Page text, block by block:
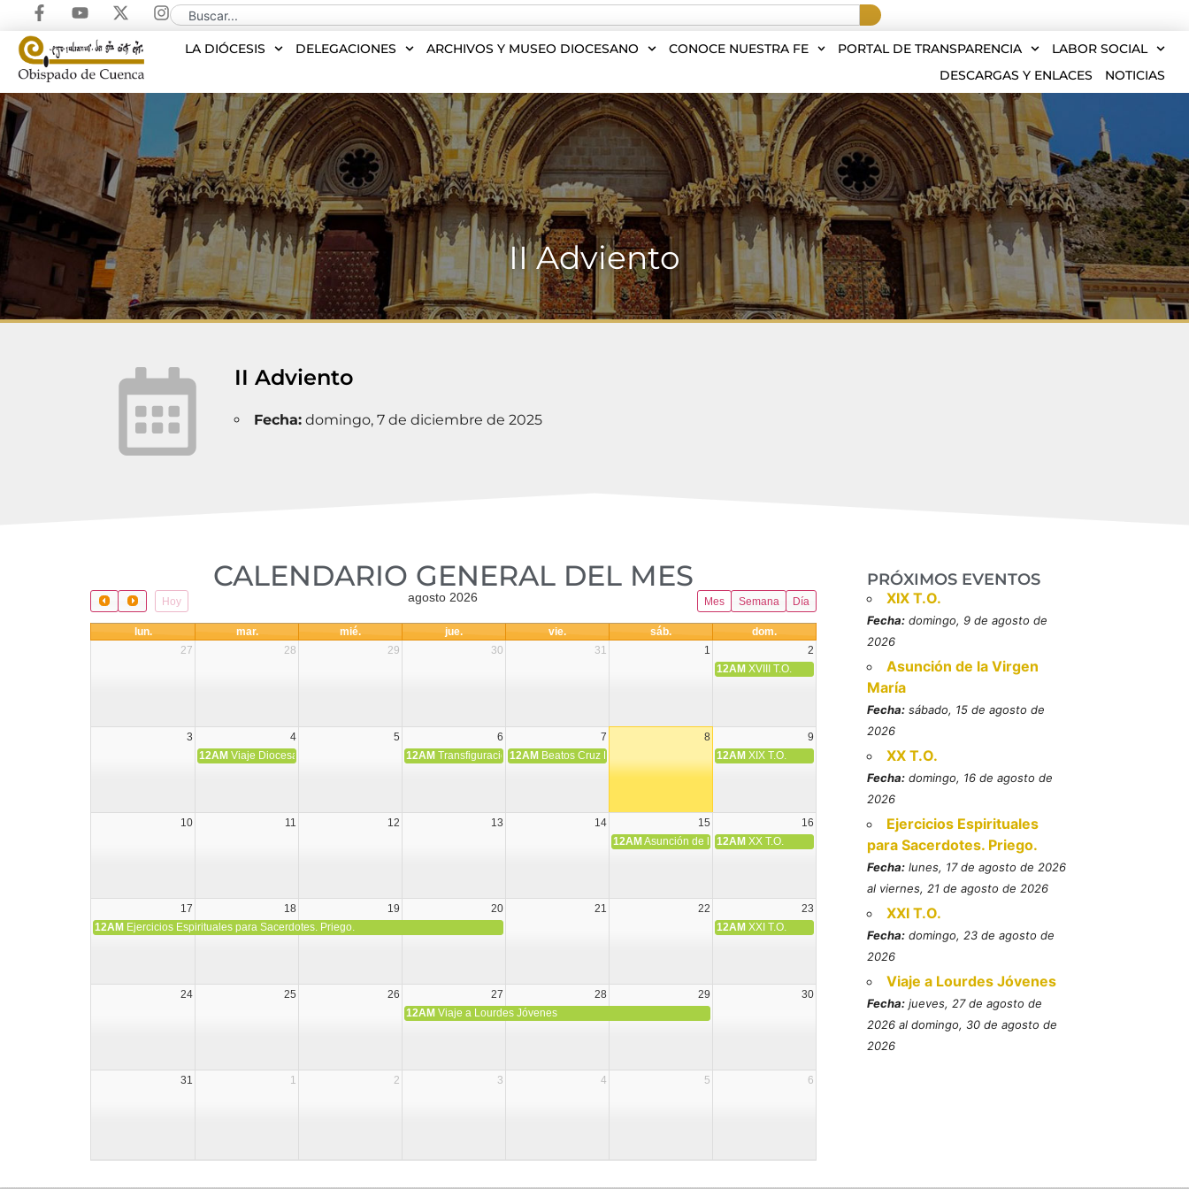
LA DIÓCESIS DELEGACIONES ARCHIVOS Y MUSEO DIOCESANO CONOCE NUESTRA FE PORTAL DE TRANSPARENCIA
LABOR SOCIAL
DESCARGAS Y ENLACES
NOTICIAS
II Adviento
II Adviento
Fecha:domingo, 7 de diciembre de 2025
CALENDARIO GENERAL DEL MES​
Hoy Mes Semana Día
agosto 2026
lun. mar. mié. jue. vie. sáb.
dom.
27
28 29 30 31 1
2
12AM XVIII T.O.
3 4 5 6 7 8
9
12AM Viaje Diocesano a Japón. 12AM Transfiguración del Señor
12AM Beatos Cruz Laplana, obispo, y Fernando Español, presbítero, mártires (MO)
12AM XIX T.O.
10 11 12 13 14 15
16
12AM Asunción de la Virgen María
12AM XX T.O.
17 18 19 20 21 22
23
12AM Ejercicios Espirituales para Sacerdotes. Priego. 12AM XXI T.O.
24 25 26 27 28 29
30
12AM Viaje a Lourdes Jóvenes
31 1 2 3 4 5 6
PRÓXIMOS EVENTOS
XIX T.O.
Fecha: domingo, 9 de agosto de
2026
Asunción de la Virgen
María
Fecha: sábado, 15 de agosto de
2026
XX T.O.
Fecha: domingo, 16 de agosto de
2026
Ejercicios Espirituales
para Sacerdotes. Priego.
Fecha: lunes, 17 de agosto de 2026
al viernes, 21 de agosto de 2026
XXI T.O.
Fecha: domingo, 23 de agosto de
2026
Viaje a Lourdes Jóvenes
Fecha: jueves, 27 de agosto de
2026 al domingo, 30 de agosto de
2026